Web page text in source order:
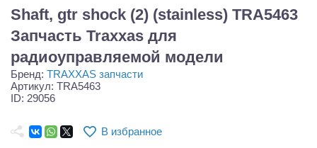
Запчасти и аксессуары
Игрушки
Самолеты
Судомодели
Shaft, gtr shock (2) (stainless) TRA5463
Запчасть Traxxas для
радиоуправляемой модели
Бренд: TRAXXAS запчасти
Артикул: TRA5463
ID: 29056
В избранное